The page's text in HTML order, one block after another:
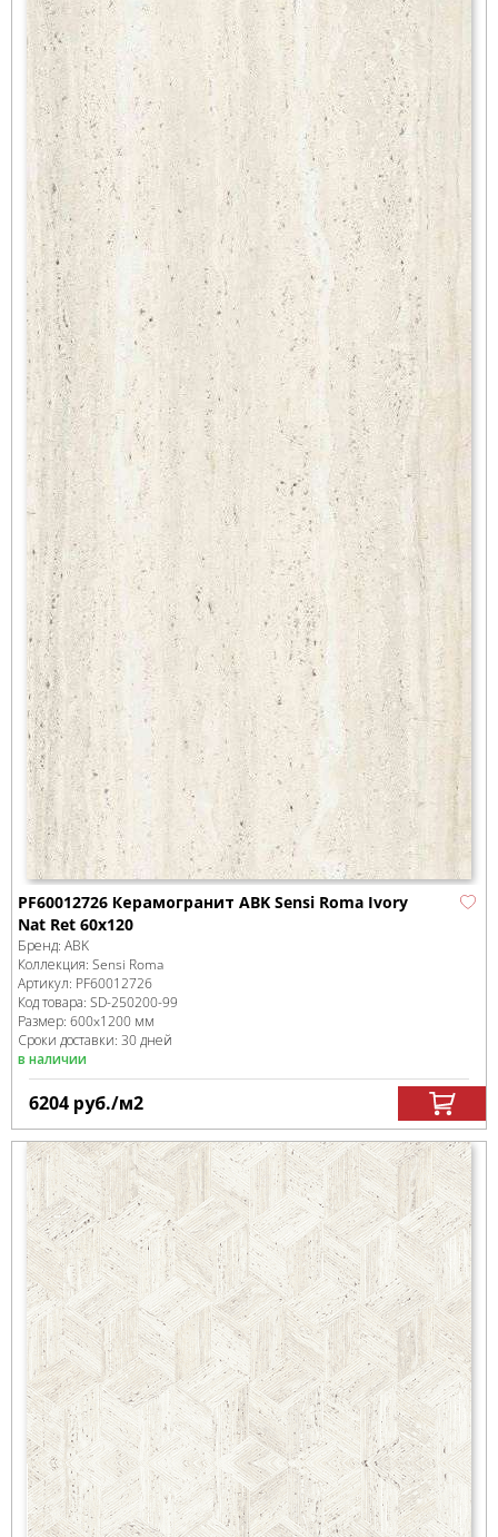
PF60012726 Керамогранит ABK Sensi Roma Ivory
Nat Ret 60x120
Бренд: ABK
Коллекция: Sensi Roma
Артикул: PF60012726
Код товара: SD-250200-99
Размер: 600x1200 мм
Сроки доставки: 30 дней
в наличии
6204 руб./м2